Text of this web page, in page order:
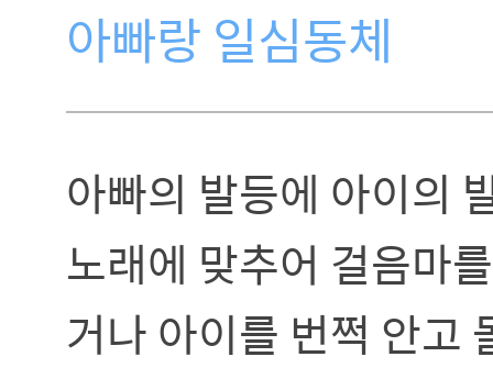
아빠랑 일심동체
아빠의 발등에 아이의
노래에 맞추어 걸음마
거나 아이를 번쩍 안고